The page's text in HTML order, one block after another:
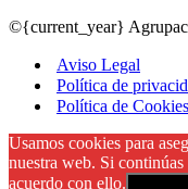
©{current_year}
Aviso Legal
Política de
Política de Cookies
Usamos cookies para
nuestra web. Si continúas
acuerdo con ello.